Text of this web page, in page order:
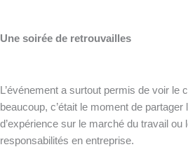
Une soirée de retrouvailles
L’événement a surtout permis de voir le
beaucoup, c’était le moment de
d’expérience sur le marché du travail ou
responsabilités en entreprise.